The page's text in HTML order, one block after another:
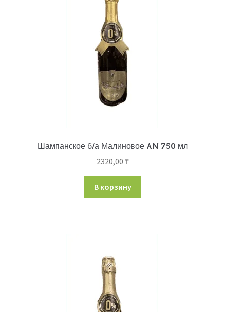
Шампанское б/а Малиновое AN 750 мл
2320,00 ₸
В корзину